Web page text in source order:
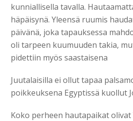
kunniallisella tavalla.
häpäisynä. Yleensä ruumis
päivänä, joka tapauksessa
oli tarpeen kuumuuden takia,
pidettiin myös saastaisena
Juutalaisilla ei ollut tapaa
poikkeuksena Egyptissä kuollut
Koko perheen hautapaikat olivat